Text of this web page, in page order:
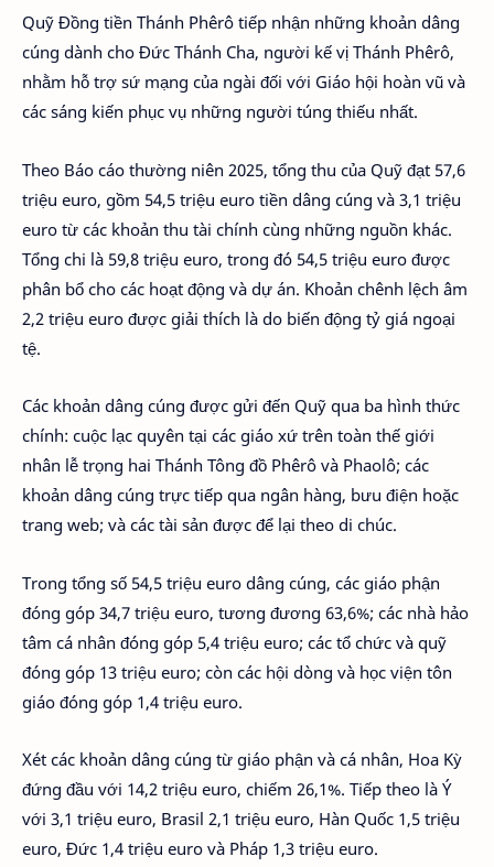
Quỹ Đồng tiền Thánh Phêrô tiếp nhận những khoản dâng
cúng dành cho Đức Thánh Cha, người kế vị Thánh Phêrô,
nhằm hỗ trợ sứ mạng của ngài đối với Giáo hội hoàn vũ và
các sáng kiến phục vụ những người túng thiếu nhất.
Theo Báo cáo thường niên 2025, tổng thu của Quỹ đạt 57,6
triệu euro, gồm 54,5 triệu euro tiền dâng cúng và 3,1 triệu
euro từ các khoản thu tài chính cùng những nguồn khác.
Tổng chi là 59,8 triệu euro, trong đó 54,5 triệu euro được
phân bổ cho các hoạt động và dự án. Khoản chênh lệch âm
2,2 triệu euro được giải thích là do biến động tỷ giá ngoại
tệ.
Các khoản dâng cúng được gửi đến Quỹ qua ba hình thức
chính: cuộc lạc quyên tại các giáo xứ trên toàn thế giới
nhân lễ trọng hai Thánh Tông đồ Phêrô và Phaolô; các
khoản dâng cúng trực tiếp qua ngân hàng, bưu điện hoặc
trang web; và các tài sản được để lại theo di chúc.
Trong tổng số 54,5 triệu euro dâng cúng, các giáo phận
đóng góp 34,7 triệu euro, tương đương 63,6%; các nhà hảo
tâm cá nhân đóng góp 5,4 triệu euro; các tổ chức và quỹ
đóng góp 13 triệu euro; còn các hội dòng và học viện tôn
giáo đóng góp 1,4 triệu euro.
Xét các khoản dâng cúng từ giáo phận và cá nhân, Hoa Kỳ
đứng đầu với 14,2 triệu euro, chiếm 26,1%. Tiếp theo là Ý
với 3,1 triệu euro, Brasil 2,1 triệu euro, Hàn Quốc 1,5 triệu
euro, Đức 1,4 triệu euro và Pháp 1,3 triệu euro.